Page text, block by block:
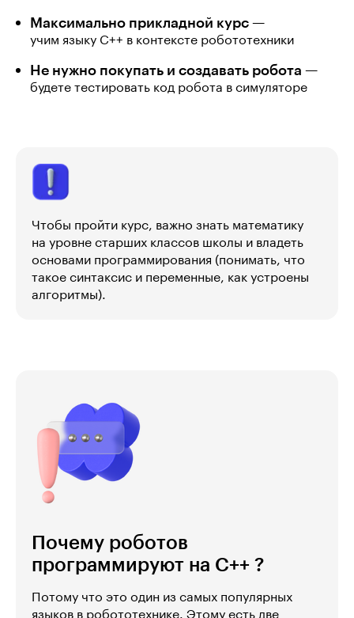
Максимально прикладной курс —
учим языку C++ в контексте робототехники
Не нужно покупать и создавать робота —
будете тестировать код робота в симуляторе
Чтобы пройти курс, важно знать математику
на уровне старших классов школы и владеть
основами программирования (понимать, что
такое синтаксис и переменные, как устроены
алгоритмы).
Почему роботов
программируют на С++ ?
Потому что это один из самых популярных
языков в робототехнике. Этому есть две